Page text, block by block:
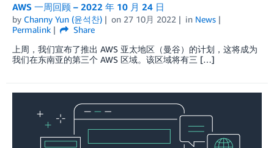
AWS 一周回顾 – 2022 年 10 月 24 日
by Channy Yun (윤석찬) on 27 10月 2022 in News
Permalink
Share
上周，我们宣布了推出 AWS 亚太地区（曼谷）的计划，这将成为
我们在东南亚的第三个 AWS 区域。该区域将有三 […]